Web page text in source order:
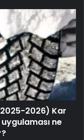
2026) Kar
ne